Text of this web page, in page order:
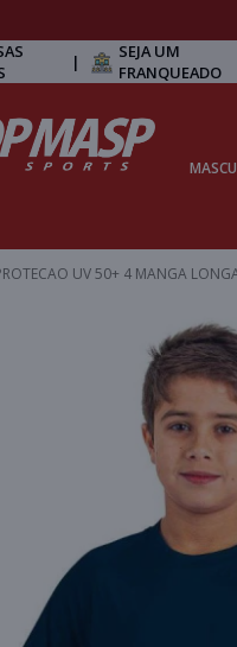
|
SEJA UM
FRANQUEADO
UV 50+ 4 MANGA